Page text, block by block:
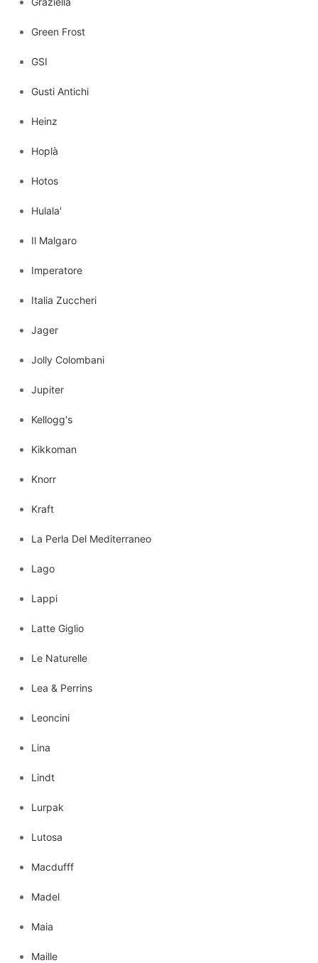
Green Frost
GSI
Gusti Antichi
Heinz
Hoplà
Hotos
Hulala'
Il Malgaro
Imperatore
Italia Zuccheri
Jager
Jolly Colombani
Jupiter
Kellogg's
Kikkoman
Knorr
Kraft
La Perla Del Mediterraneo
Lago
Lappi
Latte Giglio
Le Naturelle
Lea & Perrins
Leoncini
Lina
Lindt
Lurpak
Lutosa
Macdufff
Madel
Maia
Maille